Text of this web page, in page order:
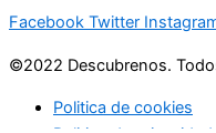
Facebook Twitter
©2022 Descubrenos.
Politica de cookies